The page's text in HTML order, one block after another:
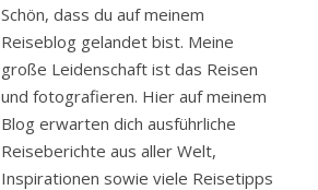
Schön, dass du auf meinem
Reiseblog gelandet bist. Meine
große Leidenschaft ist das Reisen
und fotografieren. Hier auf meinem
Blog erwarten dich ausführliche
Reiseberichte aus aller Welt,
Inspirationen sowie viele Reisetipps